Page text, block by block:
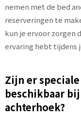
nemen met de bed
reserveringen te
kun je ervoor zorgen
ervaring hebt tijdens
Zijn er
beschikbaar
achterhoek?